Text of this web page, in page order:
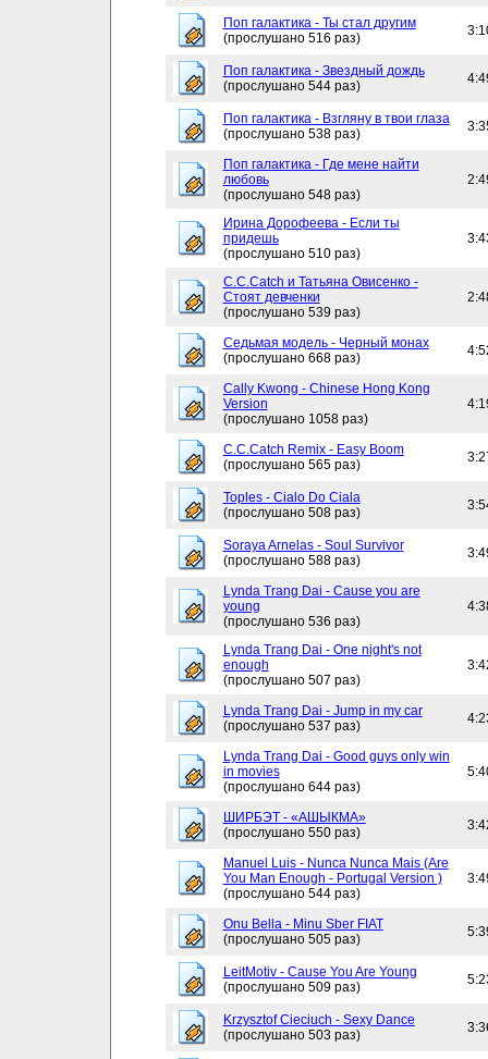
Поп галактика - Ты стал другим
(прослушано 516 раз)
Поп галактика - Звездный дождь
(прослушано 544 раз)
Поп галактика - Взгляну в твои глаза
(прослушано 538 раз)
Поп галактика - Где мене найти
любовь
(прослушано 548 раз)
Ирина Дорофеева - Если ты
придешь
(прослушано 510 раз)
C.C.Catch и Татьяна Овисенко -
Стоят девченки
(прослушано 539 раз)
Седьмая модель - Черный монах
(прослушано 668 раз)
Cally Kwong - Chinese Hong Kong
Version
(прослушано 1058 раз)
C.C.Catch Remix - Easy Boom
(прослушано 565 раз)
Toples - Cialo Do Ciala
(прослушано 508 раз)
Soraya Arnelas - Soul Survivor
(прослушано 588 раз)
Lynda Trang Dai - Cause you are
young
(прослушано 536 раз)
Lynda Trang Dai - One night's not
enough
(прослушано 507 раз)
Lynda Trang Dai - Jump in my car
(прослушано 537 раз)
Lynda Trang Dai - Good guys only win
in movies
(прослушано 644 раз)
ШИРБЭТ - «АШЫКМА»
(прослушано 550 раз)
Manuel Luis - Nunca Nunca Mais (Are
You Man Enough - Portugal Version )
(прослушано 544 раз)
Onu Bella - Minu Sber FIAT
(прослушано 505 раз)
LeitMotiv - Cause You Are Young
(прослушано 509 раз)
Krzysztof Cieciuch - Sexy Dance
(прослушано 503 раз)